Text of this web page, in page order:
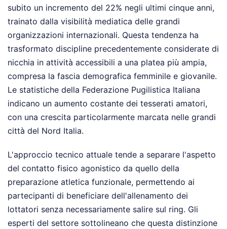
subito un incremento del 22% negli ultimi cinque anni,
trainato dalla visibilità mediatica delle grandi
organizzazioni internazionali. Questa tendenza ha
trasformato discipline precedentemente considerate di
nicchia in attività accessibili a una platea più ampia,
compresa la fascia demografica femminile e giovanile.
Le statistiche della Federazione Pugilistica Italiana
indicano un aumento costante dei tesserati amatori,
con una crescita particolarmente marcata nelle grandi
città del Nord Italia.
L'approccio tecnico attuale tende a separare l'aspetto
del contatto fisico agonistico da quello della
preparazione atletica funzionale, permettendo ai
partecipanti di beneficiare dell'allenamento dei
lottatori senza necessariamente salire sul ring. Gli
esperti del settore sottolineano che questa distinzione